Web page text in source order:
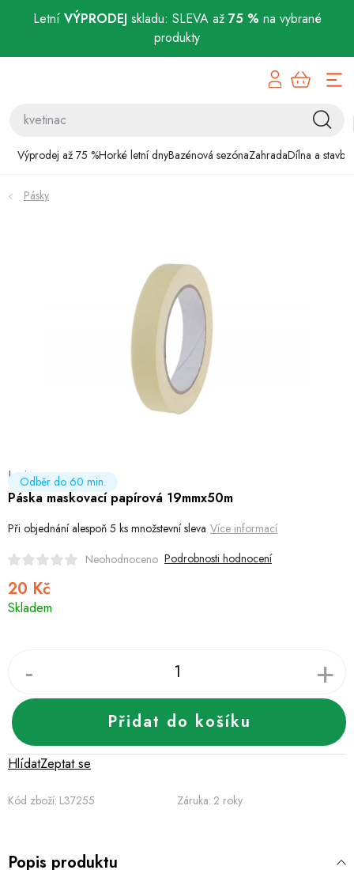
Letní VÝPRODEJskladu: SLEVA až 75 % na vybrané
produkty
Výprodej až 75 %Horké letní dnyBazénová sezónaZahradaDílna a stavba
Bazénová sezóna
Zahrada
Chovatelské potřeby
Dětské zboží a hračky
World Cleanup Day
Akční ceny
Půjčovna Kontaktuje nás
Obchodní podmínky
Vrácení a reklamace
Obchodní podmínky pro podnikatele
Pásky
20 Kč
cena:
Skladem
Přidat do košíku
Kód zboží: L37255 Záruka: 2 roky
Zeptat se
Hlídat
Levior
Páska maskovací papírová 19mmx50m
Při objednání alespoň 5 ks množstevní sleva Více informací
Odběr do 60 min.
Neohodnoceno Podrobnosti hodnocení
Popis produktu